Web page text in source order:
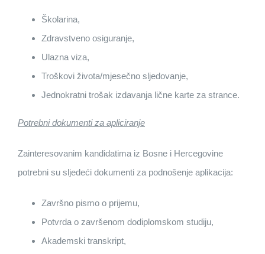
Školarina,
Zdravstveno osiguranje,
Ulazna viza,
Troškovi života/mjesečno sljedovanje,
Jednokratni trošak izdavanja lične karte za strance.
Potrebni dokumenti za apliciranje
Zainteresovanim kandidatima iz Bosne i Hercegovine
potrebni su sljedeći dokumenti za podnošenje aplikacija:
Završno pismo o prijemu,
Potvrda o završenom dodiplomskom studiju,
Akademski transkript,